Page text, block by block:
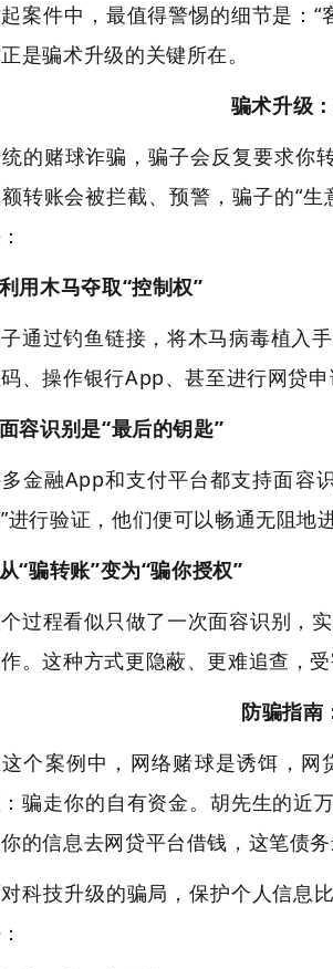
案件中，最值得警惕的细节是：“
是骗术升级的关键所在。
骗术升级
的赌球诈骗，骗子会反复要求你
转账会被拦截、预警，骗子的“
用木马夺取“控制权”
通过钓鱼链接，将木马病毒植入
、操作银行App、甚至进行网贷申
容识别是“最后的钥匙”
金融App和支付平台都支持面容
进行验证，他们便可以畅通无阻地
“骗转账”变为“骗你授权”
过程看似只做了一次面容识别，
。这种方式更隐蔽、更难追查，
防骗指南
个案例中，网络赌球是诱饵，网
骗走你的自有资金。胡先生的近
的信息去网贷平台借钱，这笔债
科技升级的骗局，保护个人信息